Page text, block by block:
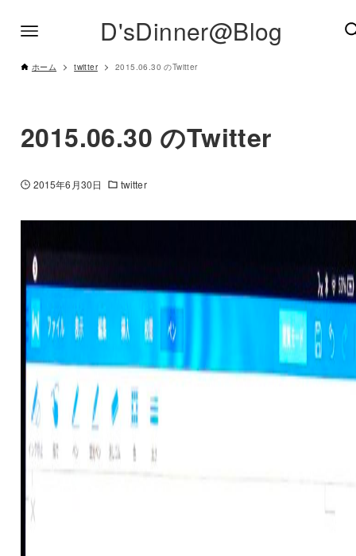
D'sDinner@Blog
ホーム twitter 2015.06.30 のTwitter
2015.06.30 のTwitter
2015年6月30日 twitter